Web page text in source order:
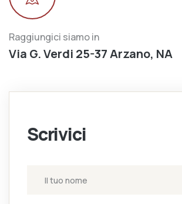
Raggiungici siamo in
Via G. Verdi 25-37 Arzano, NA
Scrivici